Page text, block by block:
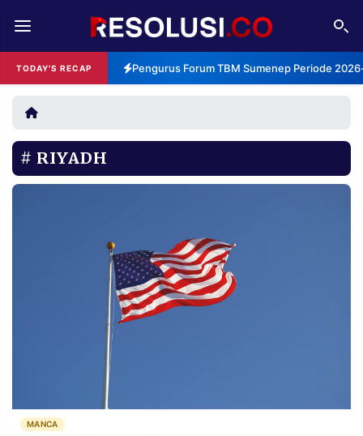
TODAY'S RECAP Pengurus Forum TBM Sumenep Periode
REDAKSI TENTANG
RESOLUSI IKLAN
RUBRIKASI
EDITORIAL AKSARA
NASIONAL
SPORT
INFORMASI
IKLAN
KIRIM
RIYADH
MANCA